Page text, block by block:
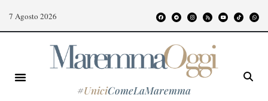
7 Agosto 2026
#UniciComeLaMaremma